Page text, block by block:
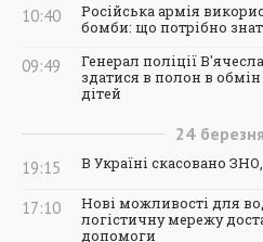
10:40
Російська армія
бомби: що потрібно
09:49
Генерал поліції
здатися в полон в
дітей
24 березня
19:15 В Україні скасовано
17:10
Нові можливості для
логістичну мережу
допомоги